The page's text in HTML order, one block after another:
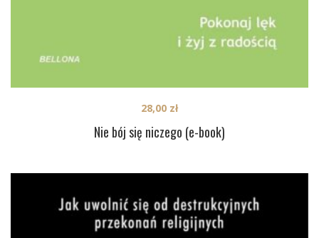
Nie bój się niczego (e-book)
28,00 zł